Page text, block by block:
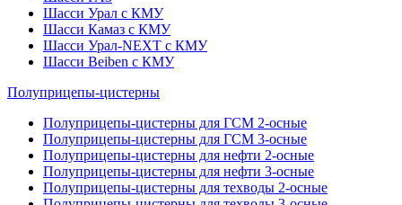
Шасси Урал с КМУ
Шасси Камаз с КМУ
Шасси Урал-NEXT с КМУ
Шасси Beiben с КМУ
Полуприцепы-цистерны
Полуприцепы-цистерны для ГСМ 2-осные
Полуприцепы-цистерны для ГСМ 3-осные
Полуприцепы-цистерны для нефти 2-осные
Полуприцепы-цистерны для нефти 3-осные
Полуприцепы-цистерны для техводы 2-осные